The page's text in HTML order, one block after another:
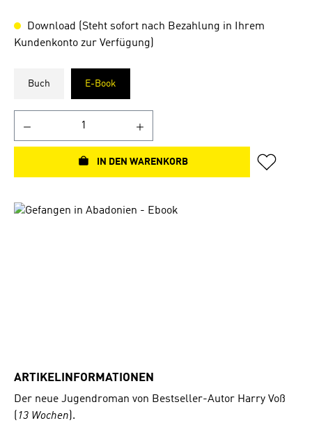
Download (Steht sofort nach Bezahlung in Ihrem
Kundenkonto zur Verfügung)
Buch E-Book
IN DEN WARENKORB
Bildergalerie überspringen
ARTIKELINFORMATIONEN
Der neue Jugendroman von Bestseller-Autor Harry Voß
13 Wochen ).